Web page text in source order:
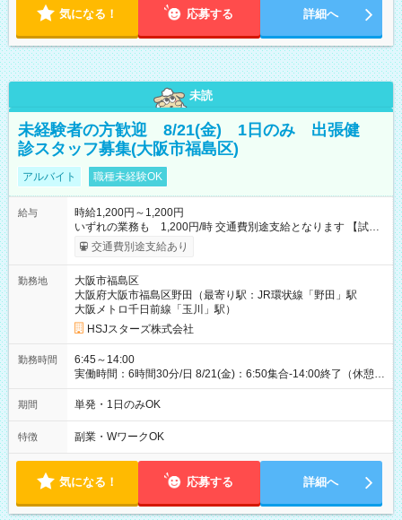
気になる！ 応募する 詳細へ
未読
未経験者の方歓迎 8/21(金) 1日のみ 出張健
診スタッフ募集(大阪市福島区)
アルバイト 職種未経験OK
給与
時給1,200円～1,200円
いずれの業務も 1,200円/時 交通費別途支給となります 【試用
期間】試用期間なし
交通費別途支給あり
勤務地
大阪市福島区
大阪府大阪市福島区野田（最寄り駅：JR環状線「野田」駅
大阪メトロ千日前線「玉川」駅）
HSJスターズ株式会社
勤務時間
6:45～14:00
実働時間：6時間30分/日 8/21(金)：6:50集合-14:00終了（休憩
45分)
期間 単発・1日のみOK
特徴 副業・WワークOK
気になる！ 応募する 詳細へ